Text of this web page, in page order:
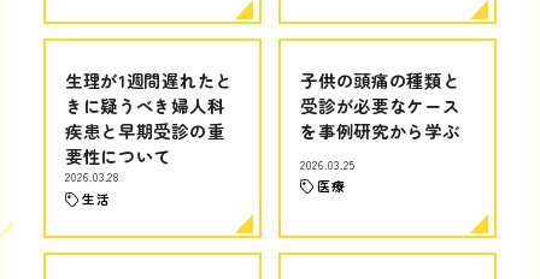
生理が1週間遅れたと
きに疑うべき婦人科
疾患と早期受診の重
要性について
2026.03.28
生活
子供の頭痛の種類と
受診が必要なケース
を事例研究から学ぶ
2026.03.25
医療